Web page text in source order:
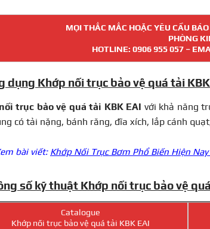
MỌI THẮC MẮC HOẶC YÊU CẦU
PHÒNG
HOTLINE: 0906 955 057 –
dụng Khớp nối trục bảo vệ quá tải
trục bảo vệ quá tải KBK EAI với khả năng
có tải nặng, bánh răng, đĩa xích, lắp cánh
bài viết: Khớp Nối Trục Bơm Phổ Biến Hiện
số kỹ thuật Khớp nối trục bảo vệ
Catalogue
Khớp nối trục bảo vệ quá tải KBK EAI